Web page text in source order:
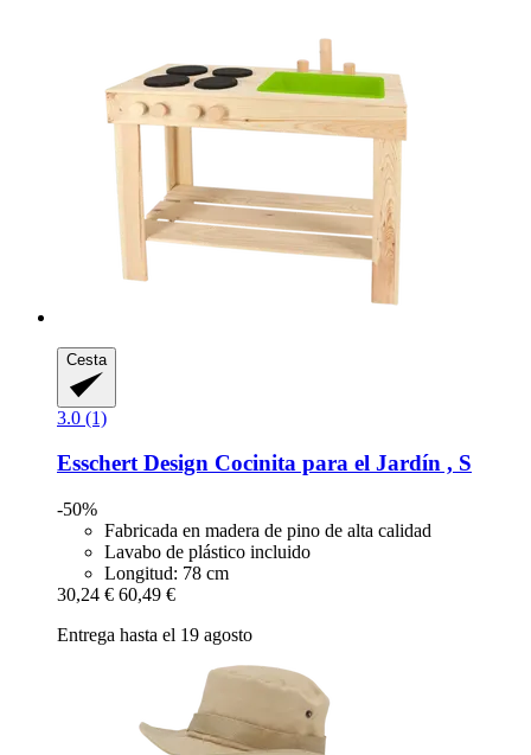
Cesta
3.0 (1)
Esschert Design Cocinita para el Jardín , S
-50%
Fabricada en madera de pino de alta calidad
Lavabo de plástico incluido
Longitud: 78 cm
30,24 € 60,49 €
Entrega hasta el 19 agosto